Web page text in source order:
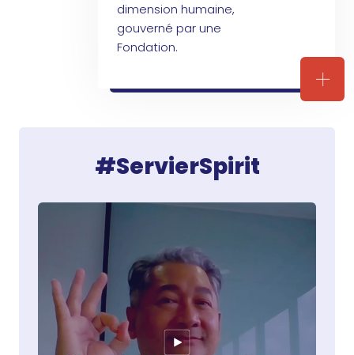
dimension humaine,
gouverné par une
Fondation.
#ServierSpirit